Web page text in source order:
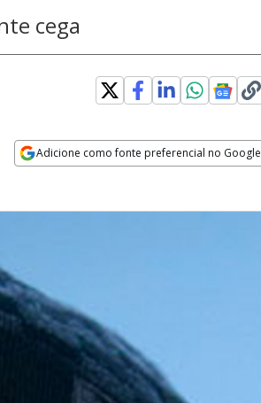
cega
Adicione como fonte preferencial no Google